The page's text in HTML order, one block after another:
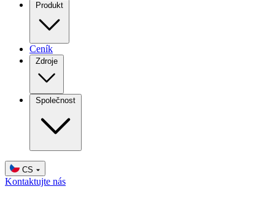
Produkt
Ceník
Zdroje
Společnost
CS
Kontaktujte nás